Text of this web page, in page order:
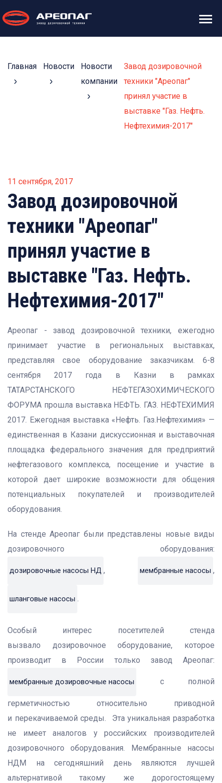
Главная Новости
Новости
компании
Завод дозировочной
техники "Ареопаг"
принял участие в
выставке "Газ. Нефть.
Нефтехимия-2017"
11 сентября, 2017
Завод дозировочной
техники "Ареопаг"
принял участие в
выставке "Газ. Нефть.
Нефтехимия-2017"
Ареопаг - завод дозировочной техники, ежегодно
принимает участие в региональных выставках,
представляя свое оборудование заказчикам. 6-8
сентября 2017 года в Казни в рамках
ТАТАРСТАНСКОГО НЕФТЕГАЗОХИМИЧЕСКОГО
ФОРУМА прошла выставка НЕФТЬ. ГАЗ. НЕФТЕХИМИЯ
2017. Ежегодная выставка «Нефть. Газ.Нефтехимия» —
единственная в Казани дискуссионная и выставочная
площадка федерального значения для предприятий
нефтегазового комплекса, посещение и участие в
которой дает широкие возможности для общения
потенциальных покупателей и производителей
оборудования.
На стенде Ареопаг были представлены новые виды
дозировочного оборудования:
дозировочные насосы НД , мембранные насосы ,
шланговые насосы .
Особый интерес посетителей стенда
вызвало дозировочное оборудование, которое
производит в России только завод Ареопаг:
мембранные дозировочные насосы с полной
герметичностью относительно приводной
и перекачиваемой среды. Эта уникальная разработка
не имеет аналогов у российских производителей
дозировочного оборудования. Мембранные насосы
НДМ на сегодняшний день являются лучшей
альтернативой такому же дорогостоящему